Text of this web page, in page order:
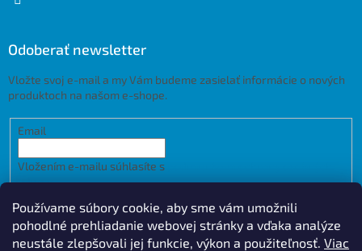
Používame súbory cookie, aby sme vám umožnili
pohodlné prehliadanie webovej stránky a vďaka analýze
neustále zlepšovali jej funkcie, výkon a použiteľnosť. Viac
Odoberať newsletter
Vložte svoj e-mail a my Vám budeme zasielať informácie o nových
produktoch na našom e-shope.
Email
Vložením e-mailu súhlasíte s
údajov
PRIHLÁSIŤ SA